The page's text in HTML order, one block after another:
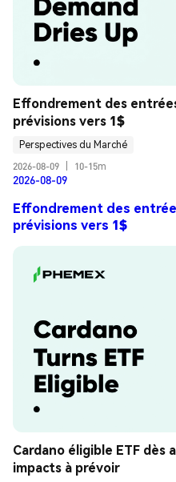
Effondrement des
prévisions vers 1$
Perspectives du Marché
2026-08-09
10-15m
2026-08-09
Effondrement des
prévisions vers 1$
Cardano éligible ETF dès
impacts à prévoir